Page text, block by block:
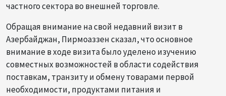
частного сектора во внешней торговле.
Обращая внимание на свой недавний визит в
Азербайджан, Пирмоаззен сказал, что основное
внимание в ходе визита было уделено изучению
совместных возможностей в области содействия
поставкам, транзиту и обмену товарами первой
необходимости, продуктами питания и